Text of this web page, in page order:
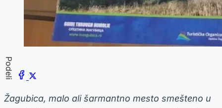
Podeli
Žagubica, malo ali šarmantno mesto smešteno u